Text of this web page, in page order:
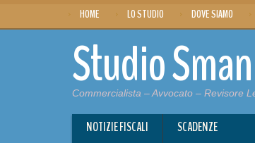
HOME LO STUDIO DOVE SIAMO
Studio
Commercialista – Avvocato – Revisore
NOTIZIE FISCALI SCADENZE